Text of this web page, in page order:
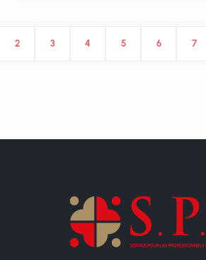
2 3 4 5 6 7